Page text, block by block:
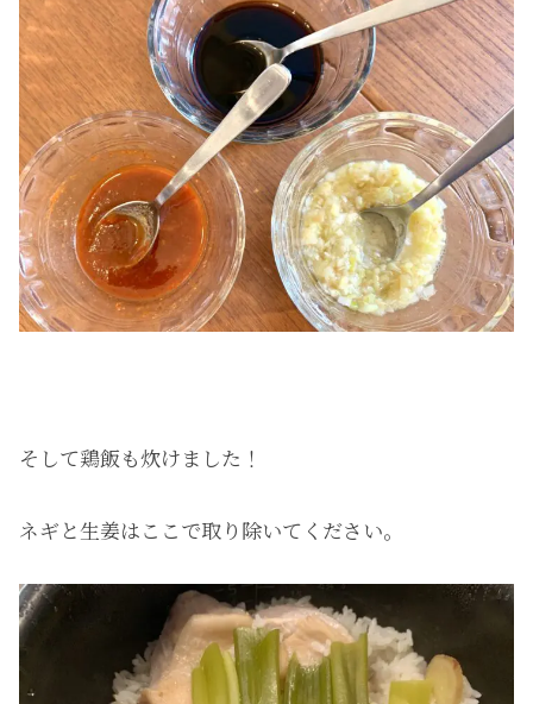
そして鶏飯も炊けました！
ネギと生姜はここで取り除いてください。